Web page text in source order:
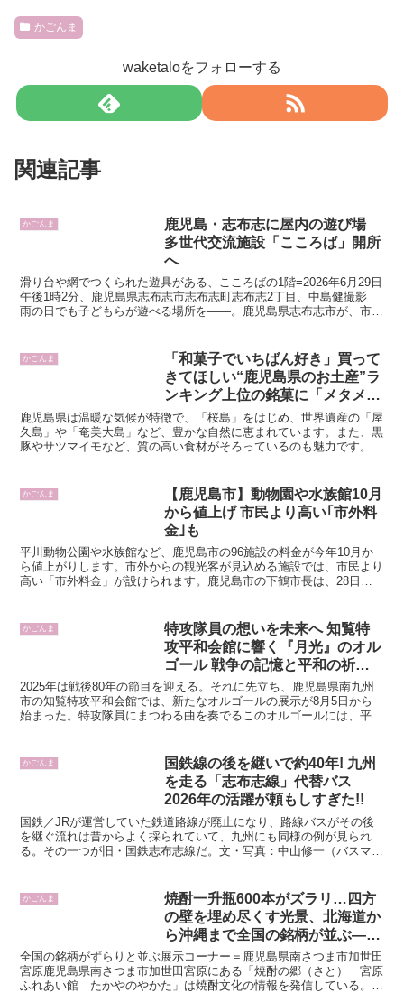
かごんま
waketaloをフォローする
関連記事
かごんま
鹿児島・志布志に屋内の遊び場
多世代交流施設「こころば」開所
へ
滑り台や網でつくられた遊具がある、こころばの1階=2026年6月29日
午後1時2分、鹿児島県志布志市志布志町志布志2丁目、中島健撮影
雨の日でも子どもらが遊べる場所を――。鹿児島県志布志市が、市役
かごんま
「和菓子でいちばん好き」買って
きてほしい“鹿児島県のお土産”ラ
ンキング上位の銘菓に「メタメタ
おいしかった。何、これ！？」
「このためだけに鹿児島に行く」
の声
鹿児島県は温暖な気候が特徴で、「桜島」をはじめ、世界遺産の「屋
久島」や「奄美大島」など、豊かな自然に恵まれています。また、黒
豚やサツマイモなど、質の高い食材がそろっているのも魅力です。今
かごんま
【鹿児島市】動物園や水族館10月
から値上げ 市民より高い｢市外料
金｣も
平川動物公園や水族館など、鹿児島市の96施設の料金が今年10月か
ら値上がりします。市外からの観光客が見込める施設では、市民より
高い「市外料金」が設けられます。鹿児島市の下鶴市長は、28日の
かごんま
特攻隊員の想いを未来へ 知覧特
攻平和会館に響く『月光』のオル
ゴール 戦争の記憶と平和の祈り
をつなぐ【鹿児島発】
2025年は戦後80年の節目を迎える。それに先立ち、鹿児島県南九州
市の知覧特攻平和会館では、新たなオルゴールの展示が8月5日から
始まった。特攻隊員にまつわる曲を奏でるこのオルゴールには、平和
かごんま
国鉄線の後を継いで約40年! 九州
を走る「志布志線」代替バス
2026年の活躍が頼もしすぎた!!
国鉄／JRが運営していた鉄道路線が廃止になり、路線バスがその後
を継ぐ流れは昔からよく採られていて、九州にも同様の例が見られ
る。その一つが旧・国鉄志布志線だ。文・写真：中山修一（バスマガ
かごんま
焼酎一升瓶600本がズラリ…四方
の壁を埋め尽くす光景、北海道か
ら沖縄まで全国の銘柄が並ぶ――
南さつま市の３自治会が整備した
交流拠点
全国の銘柄がずらりと並ぶ展示コーナー＝鹿児島県南さつま市加世田
宮原鹿児島県南さつま市加世田宮原にある「焼酎の郷（さと） 宮原
ふれあい館 たかやのやかた」は焼酎文化の情報を発信している。全